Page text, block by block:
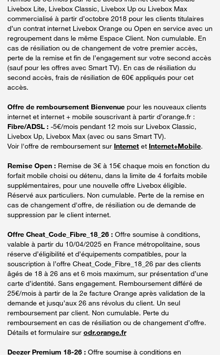
Livebox Lite, Livebox Classic, Livebox Up ou Livebox Max
commercialisé à partir d’octobre 2018 pour les clients titulaires
d’un contrat internet Livebox Orange ou Open en service avec un
regroupement dans le même Espace Client. Non cumulable. En
cas de résiliation ou de changement de votre premier accès,
perte de la remise et fin de l’engagement sur votre second accès
(sauf pour les offres avec Smart TV). En cas de résiliation du
second accès, frais de résiliation de 60€ appliqués pour cet
accès.
Offre de remboursement Bienvenue pour les nouveaux clients
internet et internet + mobile souscrivant à partir d’orange.fr :
Fibre/ADSL : -5€/mois pendant 12 mois sur Livebox Classic,
Livebox Up, Livebox Max (avec ou sans Smart TV).
Voir l'offre de remboursement sur Internet et Internet+Mobile.
Remise Open : Remise de 3€ à 15€ chaque mois en fonction du
forfait mobile choisi ou détenu, dans la limite de 4 forfaits mobile
supplémentaires, pour une nouvelle offre Livebox éligible.
Réservé aux particuliers. Non cumulable. Perte de la remise en
cas de changement d'offre, de résiliation ou de demande de
suppression par le client internet.
Offre Cheat_Code_Fibre_18_26 : Offre soumise à conditions,
valable à partir du 10/04/2025 en France métropolitaine, sous
réserve d’éligibilité et d’équipements compatibles, pour la
souscription à l’offre Cheat_Code_Fibre_18_26 par des clients
âgés de 18 à 26 ans et 6 mois maximum, sur présentation d’une
carte d’identité. Sans engagement. Remboursement différé de
25€/mois à partir de la 2e facture Orange après validation de la
demande et jusqu’aux 26 ans révolus du client. Un seul
remboursement par client. Non cumulable. Perte du
remboursement en cas de résiliation ou de changement d’offre.
Détails et formulaire sur odr.orange.fr
Deezer Premium 18-26 : Offre soumise à conditions en